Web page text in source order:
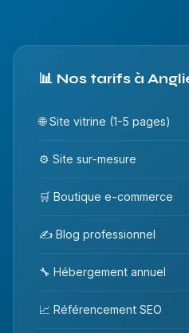
📊 Nos tarifs à
🌐 Site vitrine (1-5 pages)
⚙️ Site sur-mesure
🛒 Boutique e-commerce
✍️ Blog professionnel
🔧 Hébergement annuel
📈 Référencement SEO